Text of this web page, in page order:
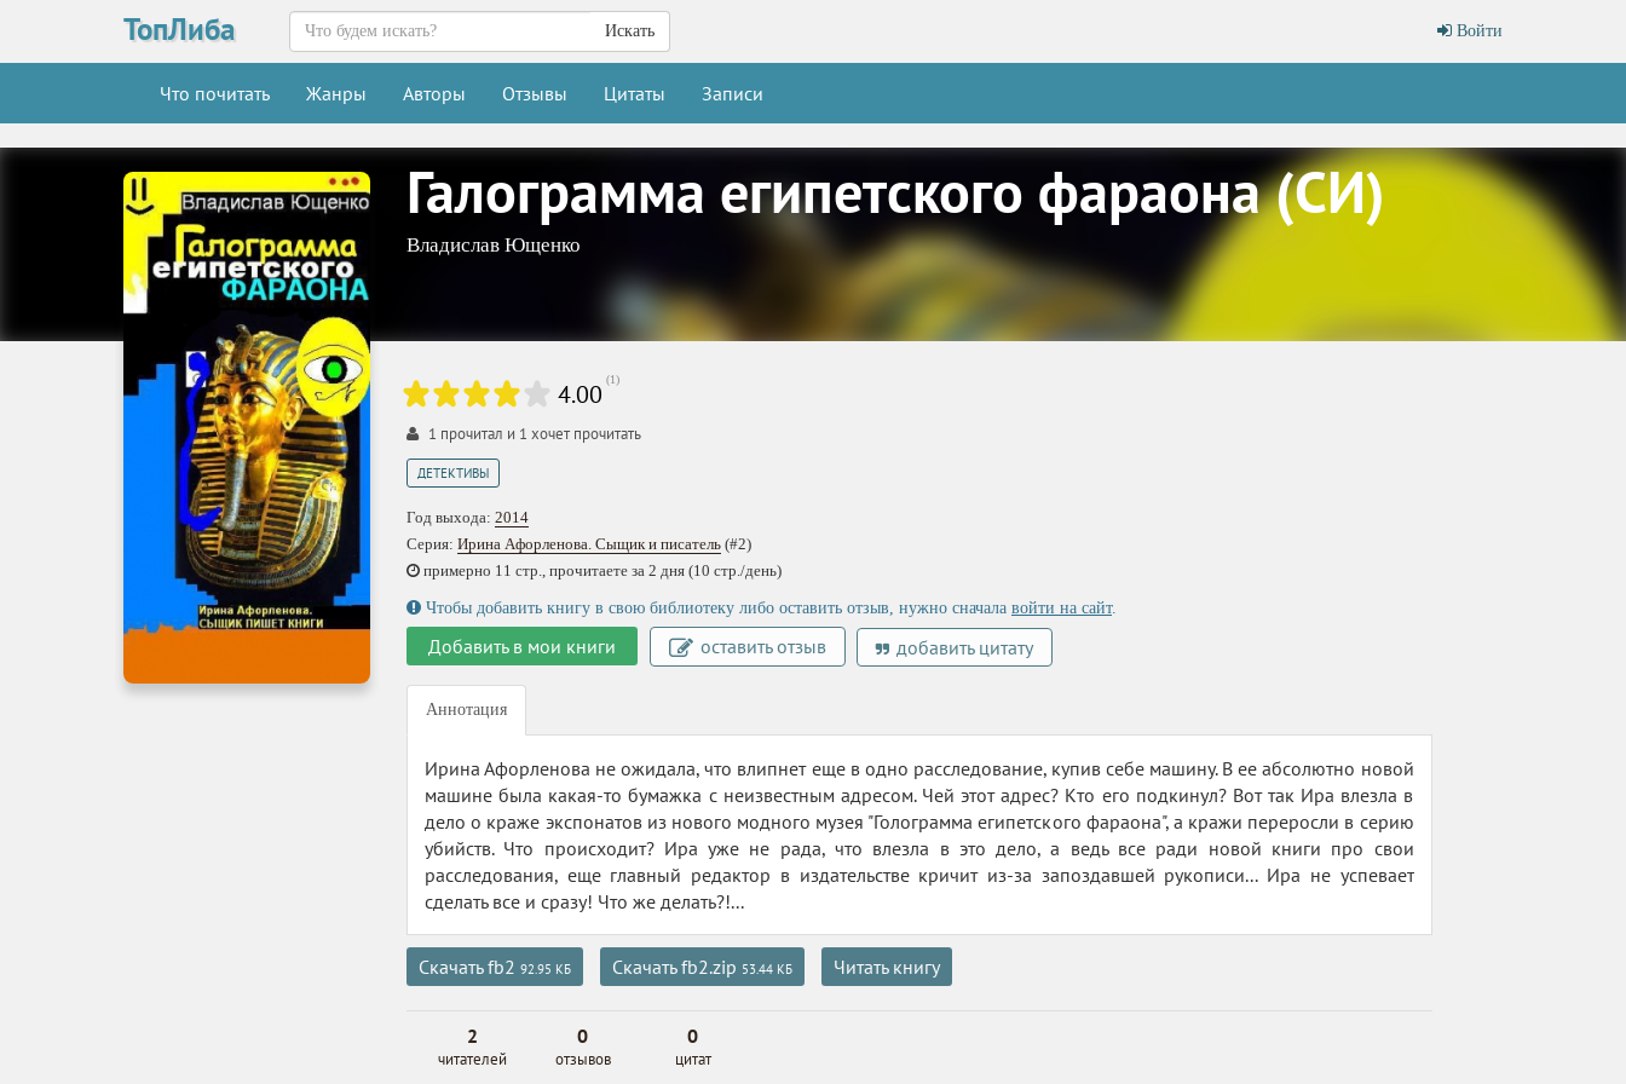
ТопЛиба Войти
Искать
Что почитать Жанры Авторы Отзывы Цитаты Записи
Галограмма египетского фараона (СИ)
Владислав Ющенко
4.00 (1)
1 прочитал и 1 хочет прочитать
ДЕТЕКТИВЫ
Год выхода: 2014
Серия: Ирина Афорленова. Сыщик и писатель (#2)
примерно 11 стр., прочитаете за 2 дня (10 стр./день)
Чтобы добавить книгу в свою библиотеку либо оставить отзыв, нужно сначала войти на сайт.
Добавить в мои книги оставить отзыв добавить цитату
Аннотация
Ирина Афорленова не ожидала, что влипнет еще в одно расследование, купив себе машину. В ее абсолютно новой
машине была какая-то бумажка с неизвестным адресом. Чей этот адрес? Кто его подкинул? Вот так Ира влезла в
дело о краже экспонатов из нового модного музея "Голограмма египетского фараона", а кражи переросли в серию
убийств. Что происходит? Ира уже не рада, что влезла в это дело, а ведь все ради новой книги про свои
расследования, еще главный редактор в издательстве кричит из-за запоздавшей рукописи... Ира не успевает
сделать все и сразу! Что же делать?!...
Скачать fb2 92.95 КБ Скачать fb2.zip 53.44 КБ Читать книгу
2
читателей
0
отзывов
0
цитат